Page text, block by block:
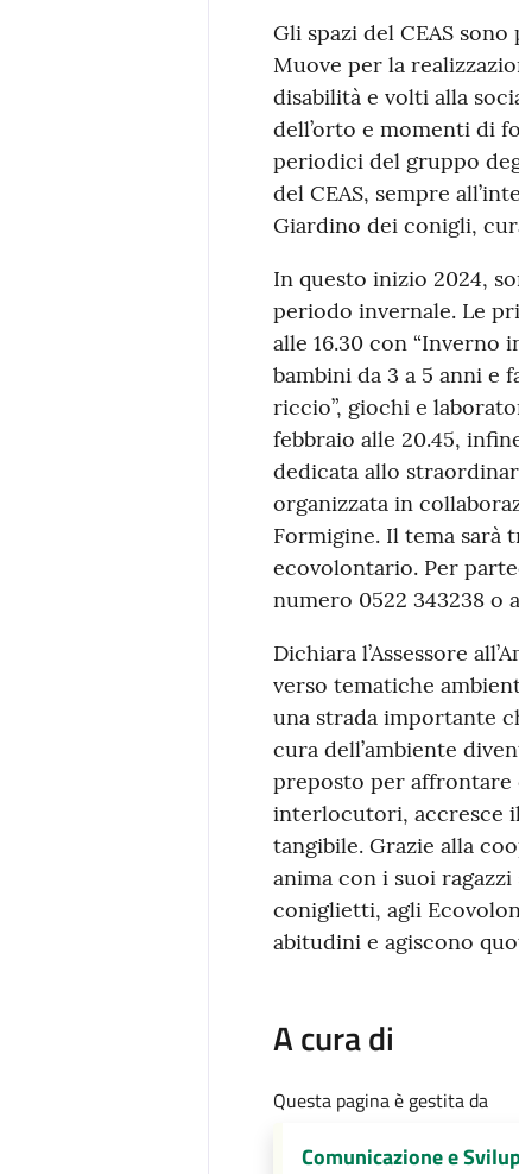
Gli spazi del CEAS
Muove per la
disabilità e volti alla
dell’orto e momenti di
periodici del gruppo
del CEAS, sempre
Giardino dei conigli,
In questo inizio 2024,
periodo invernale. Le
alle 16.30 con “Inverno
bambini da 3 a 5 anni e
riccio”, giochi e
febbraio alle 20.45,
dedicata allo
organizzata in
Formigine. Il tema sarà
ecovolontario. Per
numero 0522 343238 o
Dichiara l’Assessore
verso tematiche
una strada importante
cura dell’ambiente
preposto per affrontare
interlocutori, accresce
tangibile. Grazie alla
anima con i suoi
coniglietti, agli
abitudini e agiscono
A cura di
Questa pagina è gestita da
Comunicazione e